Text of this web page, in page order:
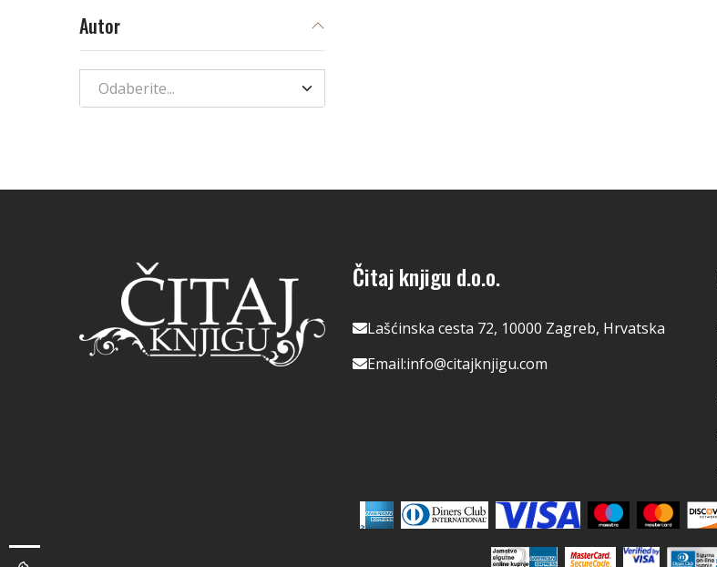
Autor
Odaberite...
Čitaj knjigu d.o.o.
Lašćinska cesta 72, 10000 Zagreb, Hrvatska
Email:info@citajknjigu.com